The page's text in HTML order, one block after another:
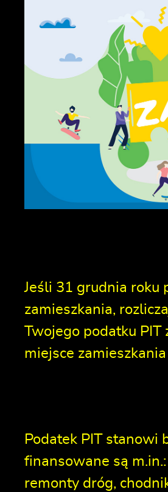
Jeśli 31 grudnia roku
zamieszkania,
Twojego podatku
miejsce
Podatek PIT stanowi
finansowane są
remonty dróg,